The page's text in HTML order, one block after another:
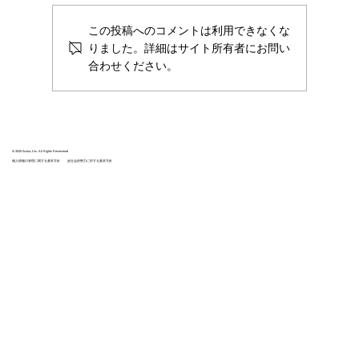
株式会社Scalar、SAISON Technology
この投稿へのコメントは利用できなくな
りました。詳細はサイト所有者にお問い
合わせください。
© 2025 Scalar, Inc. All Rights Reservered
個人情報の管理に関する基本方針 反社会的勢力に対する基本方針